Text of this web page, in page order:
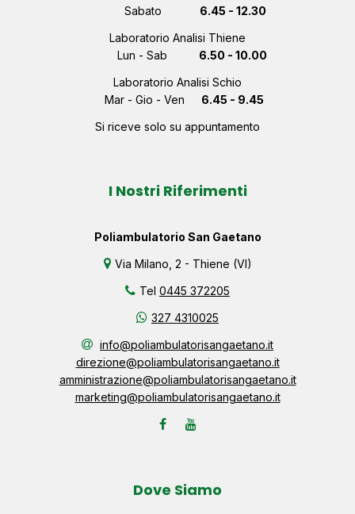
Sabato
6.45 - 12.30
Laboratorio Analisi Thiene
Lun - Sab
6.50 - 10.00
Laboratorio Analisi Schio
Mar - Gio - Ven
6.45 - 9.45
Si riceve solo su appuntamento
I Nostri Riferimenti
Poliambulatorio San Gaetano
Via Milano, 2 - Thiene (VI)
Tel 0445 372205
327 4310025
info@poliambulatorisangaetano.it
direzione@poliambulatorisangaetano.it
amministrazione@poliambulatorisangaetano.it
marketing@poliambulatorisangaetano.it
Dove Siamo